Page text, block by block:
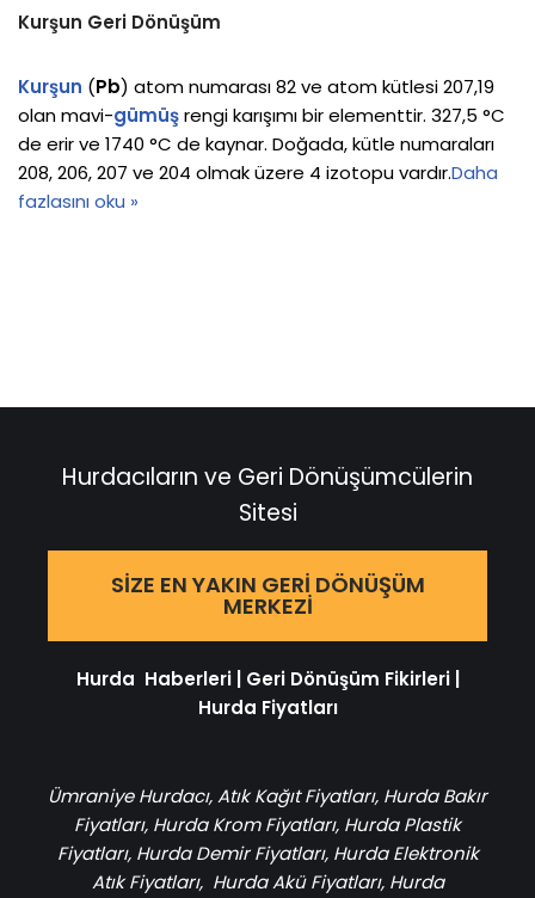
Kurşun Geri Dönüşüm
Kurşun (Pb) atom numarası 82 ve atom kütlesi 207,19
olan mavi-gümüşrengi karışımı bir elementtir. 327,5 °C
de erir ve 1740 °C de kaynar. Doğada, kütle numaraları
208, 206, 207 ve 204 olmak üzere 4 izotopu vardır.Daha
fazlasını oku »
Hurdacıların ve Geri Dönüşümcülerin
Sitesi
SIZE EN YAKIN GERI DÖNÜŞÜM
MERKEZI
Hurda Haberleri| Geri Dönüşüm Fikirleri|
Hurda Fiyatları
Ümraniye Hurdacı,Atık Kağıt Fiyatları, Hurda Bakır
Fiyatları, Hurda Krom Fiyatları, Hurda Plastik
Fiyatları, Hurda Demir Fiyatları, Hurda Elektronik
Atık Fiyatları, Hurda Akü Fiyatları,Hurda